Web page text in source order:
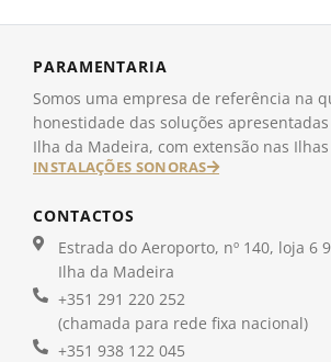
PARAMENTARIA
Somos uma empresa de referência na
honestidade das soluções
Ilha da Madeira, com extensão nas
INSTALAÇÕES SONORAS
CONTACTOS
Estrada do Aeroporto, nº 140, loja 6
Ilha da Madeira
+351 291 220 252
(chamada para rede fixa nacional)
+351 938 122 045